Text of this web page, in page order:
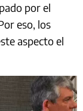
por el
eso, los
aspecto el